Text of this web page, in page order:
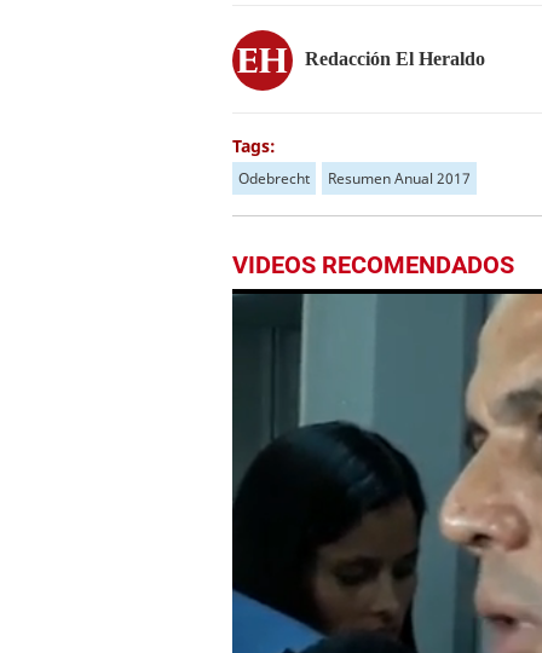
Redacción El Heraldo
Tags:
Odebrecht Resumen Anual 2017
VIDEOS RECOMENDADOS